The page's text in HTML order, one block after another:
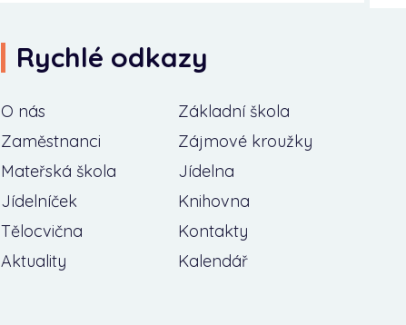
Rychlé odkazy
O nás
Základní škola
Zaměstnanci
Zájmové kroužky
Mateřská škola
Jídelna
Jídelníček
Knihovna
Tělocvična
Kontakty
Aktuality
Kalendář